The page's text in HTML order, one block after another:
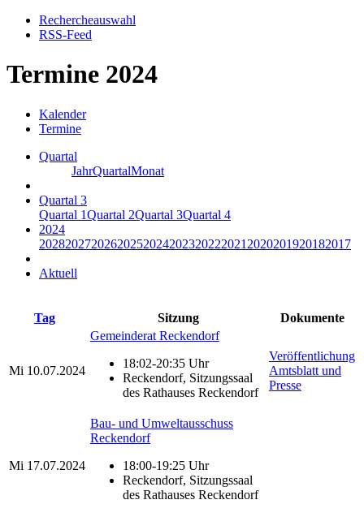
Rechercheauswahl
RSS-Feed
Termine 2024
Kalender
Termine
Quartal
JahrQuartalMonat
Quartal 3
Quartal 1Quartal 2Quartal 3Quartal 4
2024
20282027202620252024202320222021 2020201920182017
Aktuell
Tag Sitzung Dokumente
Mi 10.07.2024
Gemeinderat Reckendorf
18:02-20:35 Uhr
Reckendorf, Sitzungssaal
des Rathauses Reckendorf
Veröffentlichung
Amtsblatt und
Presse
Mi 17.07.2024
Bau- und Umweltausschuss
Reckendorf
18:00-19:25 Uhr
Reckendorf, Sitzungssaal
des Rathauses Reckendorf